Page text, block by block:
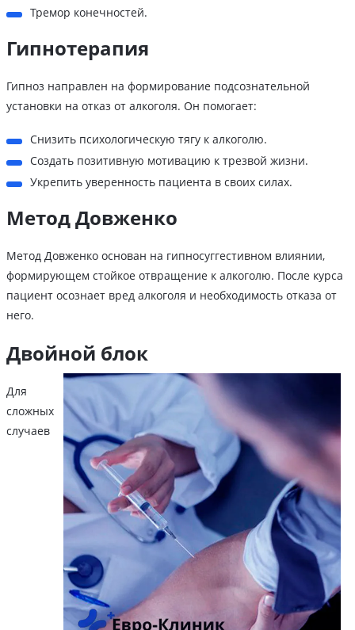
Тремор конечностей.
Гипнотерапия
Гипноз направлен на формирование подсознательной
установки на отказ от алкоголя. Он помогает:
Снизить психологическую тягу к алкоголю.
Создать позитивную мотивацию к трезвой жизни.
Укрепить уверенность пациента в своих силах.
Метод Довженко
Метод Довженко основан на гипносуггестивном влиянии,
формирующем стойкое отвращение к алкоголю. После курса
пациент осознает вред алкоголя и необходимость отказа от
него.
Двойной блок
Для
сложных
случаев